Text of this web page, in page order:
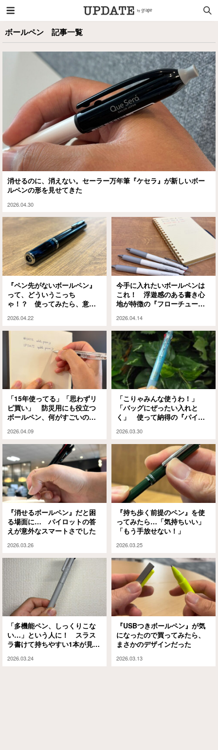
ボールペン 記事一覧
消せるのに、消えない。セーラー万年筆『ケセラ』が新しいボー
ルペンの形を見せてきた
2026.04.30
『ペン先がないボールペン』
って、どういうこっち
ゃ！？ 使ってみたら、意外
2026.04.22
今手に入れたいボールペンは
これ！ 浮遊感のある書き心
地が特徴の『フローチュー
2026.04.14
「15年使ってる」「思わずリ
ピ買い」 防災用にも役立つ
ボールペン、何がすごいのか
2026.04.09
「こりゃみんな使うわ！」
「バッグにぜったい入れと
く」 使って納得の『パイロ
気なワケ
2026.03.30
『消せるボールペン』だと困
る場面に… パイロットの答
えが意外なスマートさでした
2026.03.26
『持ち歩く前提のペン』を使
ってみたら…「気持ちいい」
「もう手放せない！」
2026.03.25
「多機能ペン、しっくりこな
い…」という人に！ スラス
ラ書けて持ちやすい1本が見つ
2026.03.24
『USBつきボールペン』が気
になったので買ってみたら、
まさかのデザインだった
2026.03.13